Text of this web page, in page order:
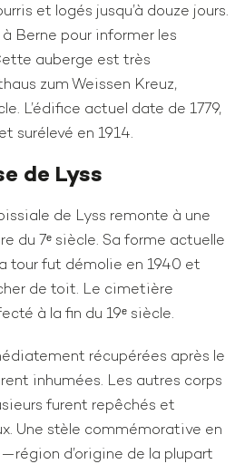
et logés jusqu’à douze jours.
Berne pour informer les
auberge est très
zum Weissen Kreuz,
L’édifice actuel date de 1779,
surélevé en 1914.
de Lyss
de Lyss remonte à une
du 7ᵉ siècle. Sa forme actuelle
tour fut démolie en 1940 et
de toit. Le cimetière
à la fin du 19ᵉ siècle.
récupérées après le
inhumées. Les autres corps
furent repêchés et
Une stèle commémorative en
d’origine de la plupart